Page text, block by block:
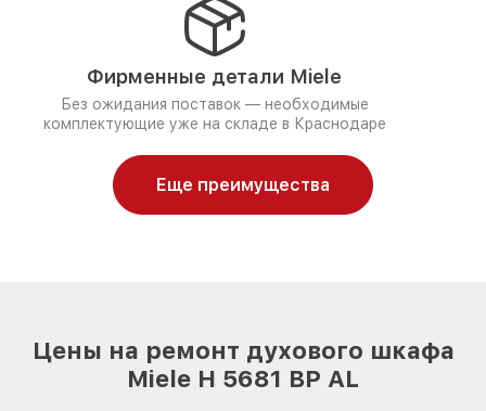
Фирменные детали Miele
Без ожидания поставок — необходимые
комплектующие уже на складе в Краснодаре
Еще преимущества
Цены на ремонт духового шкафа
Miele H 5681 BP AL